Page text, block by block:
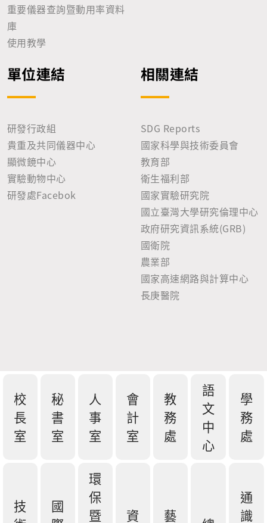
重要儀器查詢暨動用率資料
庫
使用教學
單位連結
研發行政組
貴重及共同儀器中心
顯微鏡中心
實驗動物中心
研發處Facebok
相關連結
SDG Reports
國家科學與技術委員會
教育部
衛生福利部
國家實驗研究院
國立臺灣大學研究倫理中心
政府研究資訊系統(GRB)
國衛院
農業部
國家高速網路與計算中心
長庚醫院
校
長
室
秘
書
室
人
事
室
會
計
室
教
務
處
語
文
中
心
學
務
處
技
國
環
保
暨
資 藝
通
識